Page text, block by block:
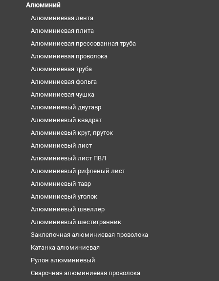
Алюминий
Алюминиевая лента
Алюминиевая плита
Алюминиевая прессованная труба
Алюминиевая проволока
Алюминиевая труба
Алюминиевая фольга
Алюминиевая чушка
Алюминиевый двутавр
Алюминиевый квадрат
Алюминиевый круг, пруток
Алюминиевый лист
Алюминиевый лист ПВЛ
Алюминиевый рифленый лист
Алюминиевый тавр
Алюминиевый уголок
Алюминиевый швеллер
Алюминиевый шестигранник
Заклепочная алюминиевая проволока
Катанка алюминиевая
Рулон алюминиевый
Сварочная алюминиевая проволока